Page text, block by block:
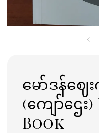
မော်ဒန်ဈေ
(ကျော်ဌေး
Book